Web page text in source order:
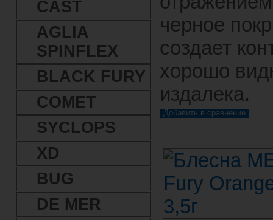
CAST
AGLIA
SPINFLEX
BLACK FURY
COMET
SYCLOPS
XD
BUG
DE MER
черное
создает
хорошо
издалека.